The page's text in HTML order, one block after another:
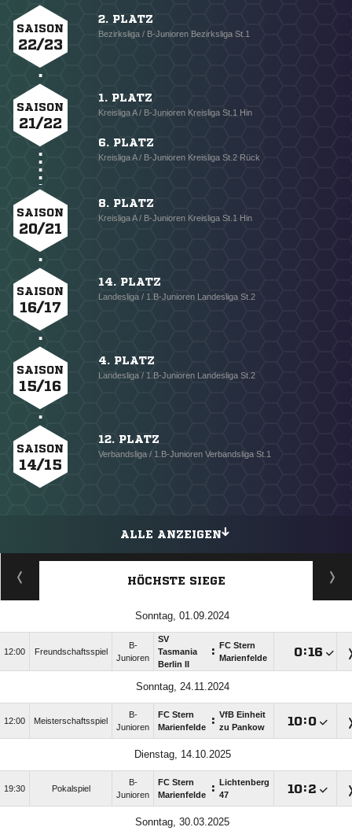
SAISON
22/23
2. PLATZ
Bezirksliga / B-Junioren Bezirksliga St.1
SAISON
21/22
1. PLATZ
Kreisliga A / B-Junioren Kreisliga St.1 Hin
6. PLATZ
Kreisliga A / B-Junioren Kreisliga St.2 Rück
SAISON
20/21
8. PLATZ
Kreisliga A / B-Junioren Kreisliga St.1 Hin
SAISON
16/17
14. PLATZ
Landesliga / 1.B-Junioren Landesliga St.2
SAISON
15/16
4. PLATZ
Landesliga / 1.B-Junioren Landesliga St.2
SAISON
14/15
12. PLATZ
Verbandsliga / 1.B-Junioren Verbandsliga St.1
ALLE ANZEIGEN
HÖCHSTE SIEGE
Sonntag, 01.09.2024
12:00 Freundschaftsspiel
B-
Junioren
SV
Tasmania
Berlin II
:
FC Stern
Marienfelde
:
Sonntag, 24.11.2024
12:00 Meisterschaftsspiel
B-
Junioren
FC Stern
Marienfelde
: VfB Einheit
zu Pankow
:
Dienstag, 14.10.2025
19:30 Pokalspiel
B-
Junioren
FC Stern
Marienfelde
:
Lichtenberg
47
:
Sonntag, 30.03.2025